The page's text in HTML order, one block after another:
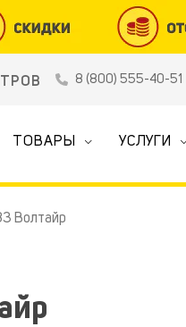
8 (800) 555-40-51
ТОВАРЫ УСЛУГИ
Волтайр